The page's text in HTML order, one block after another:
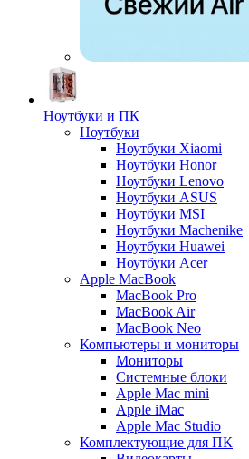
Ноутбуки и ПК
Ноутбуки
Ноутбуки Xiaomi
Ноутбуки Honor
Ноутбуки Lenovo
Ноутбуки ASUS
Ноутбуки MSI
Ноутбуки Machenike
Ноутбуки Huawei
Ноутбуки Acer
Apple MacBook
MacBook Pro
MacBook Air
MacBook Neo
Компьютеры и мониторы
Мониторы
Системные блоки
Apple Mac mini
Apple iMac
Apple Mac Studio
Комплектующие для ПК